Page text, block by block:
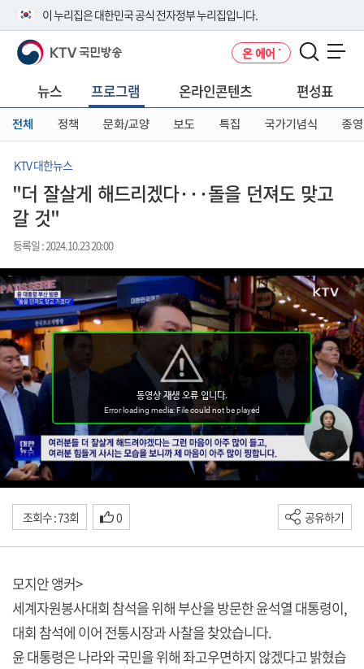
이 누리집은 대한민국 공식 전자정부 누리집입니다.
공식 누리집 주소 확인하기
니다.
이밖에 or.kr 또는 .kr등 다른 도메인 주소를 사용하고 있다면 아래 URL에
서 도메인 주소를 확인해 보세요
KTV 국민방송 온 에어
뉴스 프로그램 온라인콘텐츠 편성표
전체 정책 문화/교양 보도 특집 국가기념식 종영
KTV 대한뉴스
"더 잘살게 해드리겠다···돌을 던져도 맞고
갈 것"
등록일 : 2024.10.23 20:00
조회수 : 73회 0 공유하기
모지안 앵커>
세계자원봉사대회 참석을 위해 부산을 방문한 윤석열 대통령이,
대회 참석에 이어 전통시장과 사찰을 찾았습니다.
윤 대통령은 나라와 국민을 위해 좌고우면하지 않겠다고 밝혔습